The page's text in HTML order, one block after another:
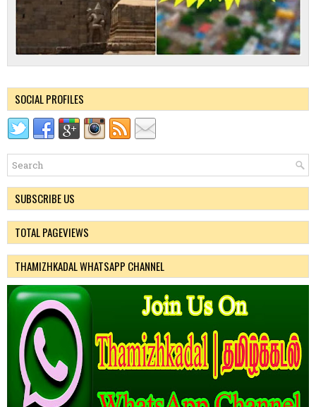
SOCIAL PROFILES
SUBSCRIBE US
TOTAL PAGEVIEWS
THAMIZHKADAL WHATSAPP CHANNEL